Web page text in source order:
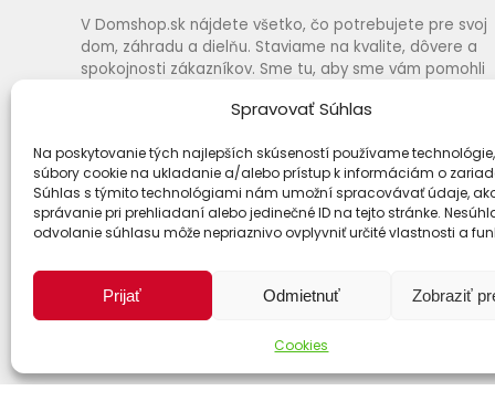
Spravovať Súhlas
Na poskytovanie tých najlepších skúseností používame
súbory cookie na ukladanie a/alebo prístup k informáciám o
Súhlas s týmito technológiami nám umožní spracovávať údaje,
správanie pri prehliadaní alebo jedinečné ID na tejto stránke.
odvolanie súhlasu môže nepriaznivo ovplyvniť určité vlastnosti a
Prijať Odmietnuť Zobraziť
Cookies
V Domshop.sk nájdete všetko, čo potrebujete pre svoj
dom, záhradu a dielňu. Staviame na kvalite, dôvere a
spokojnosti zákazníkov. Sme tu, aby sme vám pomohli